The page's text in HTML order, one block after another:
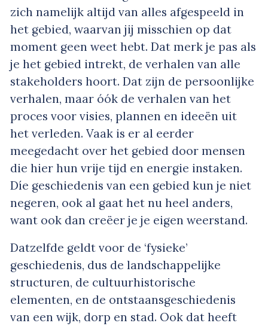
zich namelijk altijd van alles afgespeeld in
het gebied, waarvan jij misschien op dat
moment geen weet hebt. Dat merk je pas als
je het gebied intrekt, de verhalen van alle
stakeholders hoort. Dat zijn de persoonlijke
verhalen, maar óók de verhalen van het
proces voor visies, plannen en ideeën uit
het verleden. Vaak is er al eerder
meegedacht over het gebied door mensen
die hier hun vrije tijd en energie instaken.
Díe geschiedenis van een gebied kun je niet
negeren, ook al gaat het nu heel anders,
want ook dan creëer je je eigen weerstand.
Datzelfde geldt voor de ‘fysieke’
geschiedenis, dus de landschappelijke
structuren, de cultuurhistorische
elementen, en de ontstaansgeschiedenis
van een wijk, dorp en stad. Ook dat heeft